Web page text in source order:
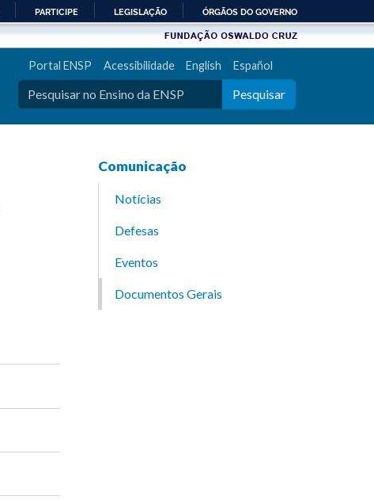
PARTICIPE LEGISLAÇÃO ÓRGÃOS DO GOVERNO
Portal ENSP Acessibilidade English Español
Pesquisar
Comunicação
Notícias
Defesas
Eventos
Documentos Gerais